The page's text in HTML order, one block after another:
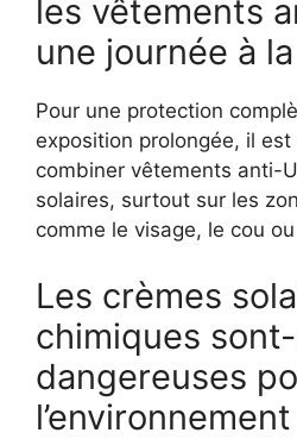
les vêtements
une journée à
Pour une protection
exposition prolongée, il
combiner vêtements anti-
solaires, surtout sur les
comme le visage, le cou
Les crèmes
chimiques
dangereuses
l’environnement